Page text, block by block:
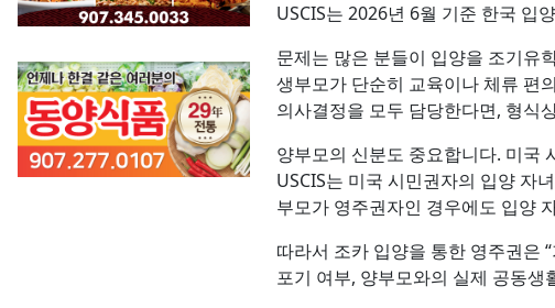
USCIS는 2026년 6월 기준 한국 입
문제는 많은 분들이 입양을 조기유
생부모가 단순히 교육이나 체류 편
의사결정을 모두 담당한다면, 형식
양부모의 신분도 중요합니다. 미국
USCIS는 미국 시민권자의 입양 자
부모가 영주권자인 경우에도 입양
따라서 조카 입양을 통한 영주권은
포기 여부, 양부모와의 실제 공동